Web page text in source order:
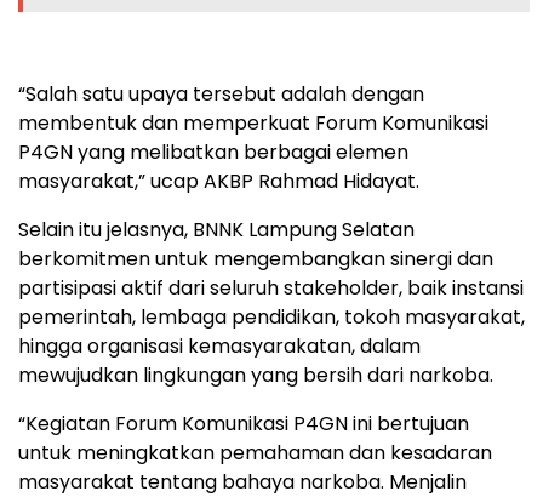
“Salah satu upaya tersebut adalah dengan
membentuk dan memperkuat Forum Komunikasi
P4GN yang melibatkan berbagai elemen
masyarakat,” ucap AKBP Rahmad Hidayat.
Selain itu jelasnya, BNNK Lampung Selatan
berkomitmen untuk mengembangkan sinergi dan
partisipasi aktif dari seluruh stakeholder, baik instansi
pemerintah, lembaga pendidikan, tokoh masyarakat,
hingga organisasi kemasyarakatan, dalam
mewujudkan lingkungan yang bersih dari narkoba.
“Kegiatan Forum Komunikasi P4GN ini bertujuan
untuk meningkatkan pemahaman dan kesadaran
masyarakat tentang bahaya narkoba. Menjalin